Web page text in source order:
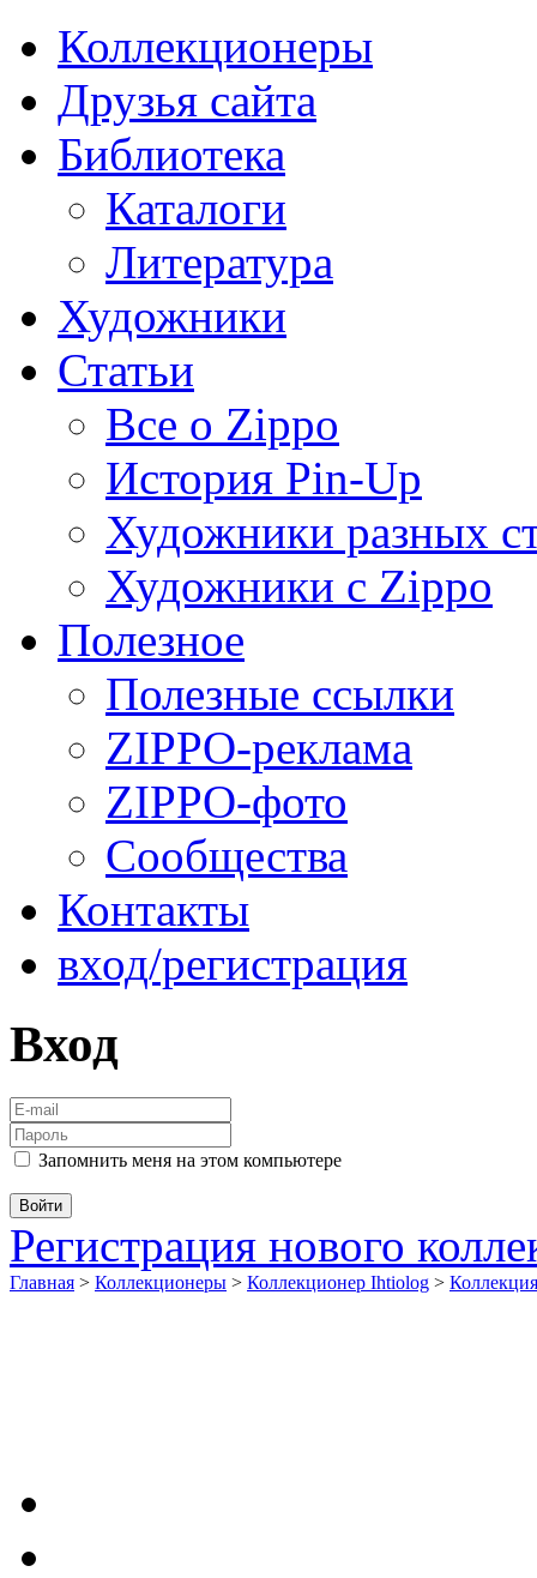
Коллекционеры
Друзья сайта
Библиотека
Каталоги
Литература
Художники
Статьи
Все о Zippo
История Pin-Up
Художники разных
Художники с Zippo
Полезное
Полезные ссылки
ZIPPO-реклама
ZIPPO-фото
Сообщества
Контакты
вход/регистрация
Вход
Запомнить меня на этом компьютере
Регистрация нового
Главная > Коллекционеры > Коллекционер Ihtiolog >